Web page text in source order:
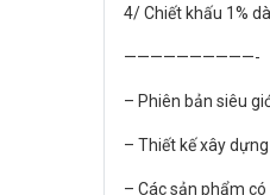
4/ Chiết khấu 1%
——————————-
– Phiên bản siêu
– Thiết kế xây
– Các sản phẩm